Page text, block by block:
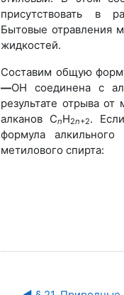
присутствовать в
Бытовые отравления
жидкостей.
Составим общую
—ОН соединена с
результате отрыва
алканов CnH2n+2.
формула алкильного
метилового спирта: